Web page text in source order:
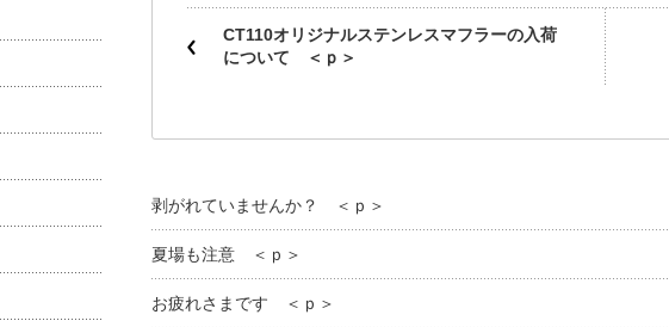
CT110オリジナルステンレスマフラーの入荷
について ＜ｐ＞
剥がれていませんか？ ＜ｐ＞
夏場も注意 ＜ｐ＞
お疲れさまです ＜ｐ＞